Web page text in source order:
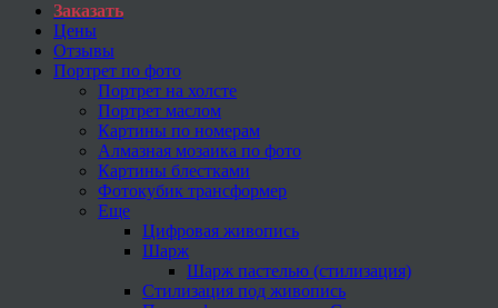
Заказать
Цены
Отзывы
Портрет по фото
Портрет на холсте
Портрет маслом
Картины по номерам
Алмазная мозаика по фото
Картины блестками
Фотокубик трансформер
Еще
Цифровая живопись
Шарж
Шарж пастелью (стилизация)
Стилизация под живопись